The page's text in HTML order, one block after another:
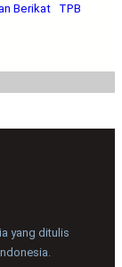
Berikat TPB
yang ditulis